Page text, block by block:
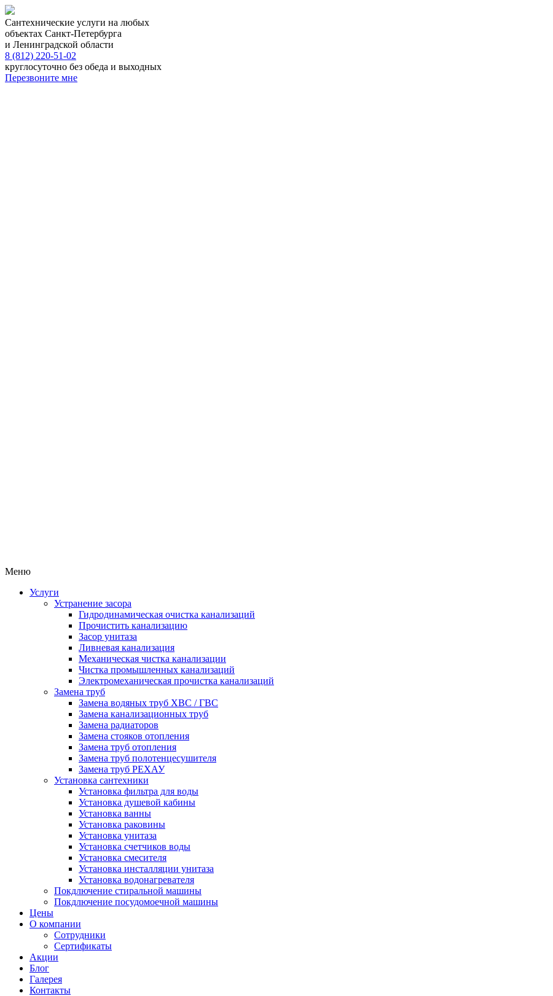
Сантехнические услуги на любых
объектах Санкт-Петербурга
и Ленинградской области
8 (812) 220-51-02
круглосуточно без обеда и выходных
Перезвоните мне
Меню
Услуги
Устранение засора
Гидродинамическая очистка канализаций
Прочистить канализацию
Засор унитаза
Ливневая канализация
Механическая чистка канализации
Чистка промышленных канализаций
Электромеханическая прочистка канализаций
Замена труб
Замена водяных труб ХВС / ГВС
Замена канализационных труб
Замена радиаторов
Замена стояков отопления
Замена труб отопления
Замена труб полотенцесушителя
Замена труб РЕХАУ
Установка сантехники
Установка фильтра для воды
Установка душевой кабины
Установка ванны
Установка раковины
Установка унитаза
Установка счетчиков воды
Установка смесителя
Установка инсталляции унитаза
Установка водонагревателя
Покдлючение стиральной машины
Покдлючение посудомоечной машины
Цены
О компании
Сотрудники
Сертификаты
Акции
Блог
Галерея
Контакты